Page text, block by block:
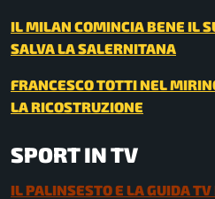
IL MILAN COMINCIA BENE IL
SALVA LA SALERNITANA
FRANCESCO TOTTI NEL
LA RICOSTRUZIONE
SPORT IN TV
IL PALINSESTO E LA GUIDA TV